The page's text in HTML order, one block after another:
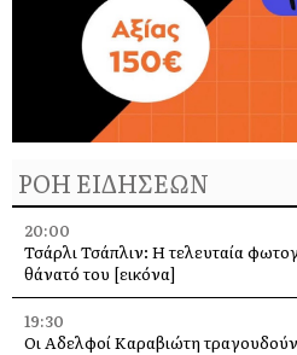
ΡΟΗ ΕΙΔΗΣΕΩΝ
20:00
Τσάρλι Τσάπλιν: Η τελευταία
θάνατό του [εικόνα]
19:30
Οι Αδελφοί Καραβιώτη